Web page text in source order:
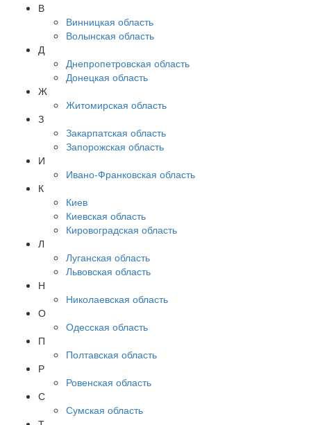
В
Винницкая область
Волынская область
Д
Днепропетровская область
Донецкая область
Ж
Житомирская область
З
Закарпатская область
Запорожская область
И
Ивано-Франковская область
К
Киев
Киевская область
Кировоградская область
Л
Луганская область
Львовская область
Н
Николаевская область
О
Одесская область
П
Полтавская область
Р
Ровенская область
С
Сумская область